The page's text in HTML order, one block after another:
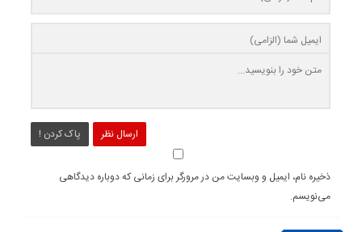
ارسال نظر پاک کردن !
ذخیره نام، ایمیل و وبسایت من در مرورگر برای زمانی که دوباره دیدگاهی
می‌نویسم.